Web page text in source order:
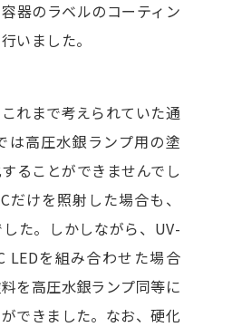
器のラベルのコーティン
いました。
れまで考えられていた通
は高圧水銀ランプ用の塗
ることができませんでし
だけを照射した場合も、
た。しかしながら、UV-
LEDを組み合わせた場合
を高圧水銀ランプ同等に
できました。なお、硬化